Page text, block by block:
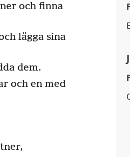
och finna
lägga sina
dem.
och en med